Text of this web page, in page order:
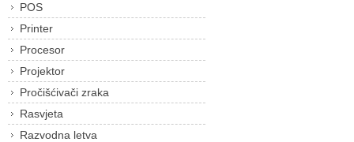
POS
Printer
Procesor
Projektor
Pročišćivači zraka
Rasvjeta
Razvodna letva